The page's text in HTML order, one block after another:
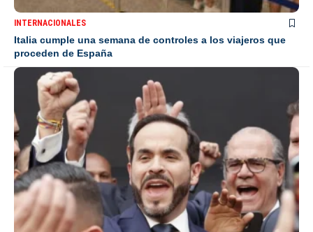
INTERNACIONALES
Italia cumple una semana de controles a los viajeros que
proceden de España